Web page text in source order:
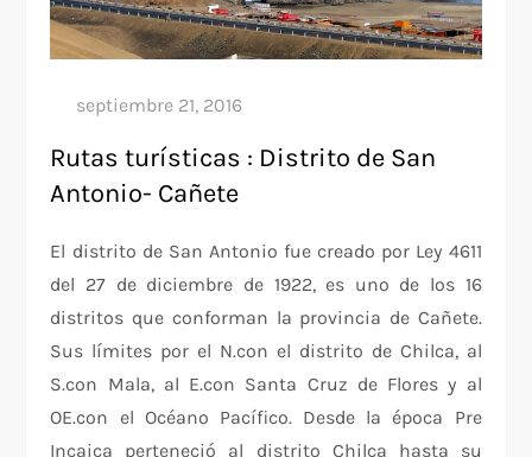
Rutas turísticas : Distrito de San
Antonio- Cañete
El distrito de San Antonio fue creado por Ley 4611
del 27 de diciembre de 1922, es uno de los 16
distritos que conforman la provincia de Cañete.
Sus límites por el N.con el distrito de Chilca, al
S.con Mala, al E.con Santa Cruz de Flores y al
OE.con el Océano Pacífico. Desde la época Pre
Incaica perteneció al distrito Chilca hasta su